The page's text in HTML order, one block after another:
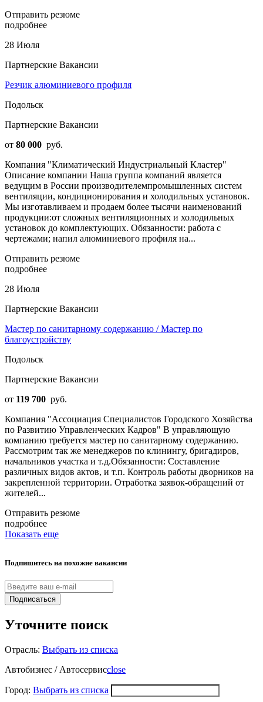
Отправить резюме
подробнее
28 Июля
Партнерские Вакансии
Резчик алюминиевого профиля
Подольск
Партнерские Вакансии
от 80 000 руб.
Компания "Климатический Индустриальный Кластер"
Описание компании Наша группа компаний является
ведущим в России производителемпромышленных систем
вентиляции, кондиционирования и холодильных установок.
Мы изготавливаем и продаем более тысячи наименований
продукции:от сложных вентиляционных и холодильных
установок до комплектующих. Обязанности: работа с
чертежами; напил алюминиевого профиля на...
Отправить резюме
подробнее
28 Июля
Партнерские Вакансии
Мастер по санитарному содержанию / Мастер по
благоустройству
Подольск
Партнерские Вакансии
от 119 700 руб.
Компания "Ассоциация Специалистов Городского Хозяйства
по Развитию Управленческих Кадров" В управляющую
компанию требуется мастер по санитарному содержанию.
Рассмотрим так же менеджеров по клинингу, бригадиров,
начальников участка и т.д.Обязанности: Составление
различных видов актов, и т.п. Контроль работы дворников на
закрепленной территории. Отработка заявок-обращений от
жителей...
Отправить резюме
подробнее
Показать еще
Подпишитесь на похожие вакансии
Подписаться
Уточните поиск
Отрасль: Выбрать из списка
Автобизнес / Автосервисclose
Город: Выбрать из списка